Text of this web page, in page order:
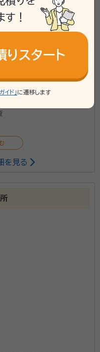
していく所存ですので
の提供を心掛けてい
がしたり、敷居が高いイ
すが、お気軽にご相談
談を承ります/
談
ルプランナー・宅地建
プでお客さまのお手伝
を見る
！
りスタート
イド」 に遷移します